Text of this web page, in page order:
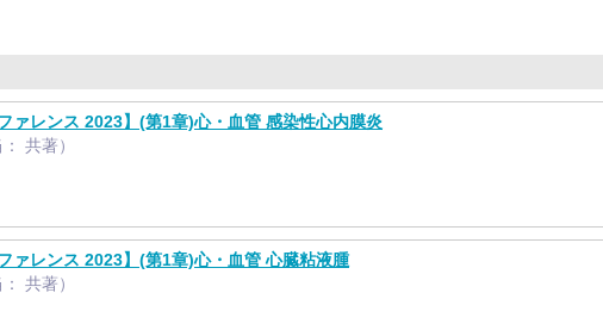
ァレンス 2023】(第1章)心・血管 感染性心内膜炎
共著）
ァレンス 2023】(第1章)心・血管 心臓粘液腫
共著）